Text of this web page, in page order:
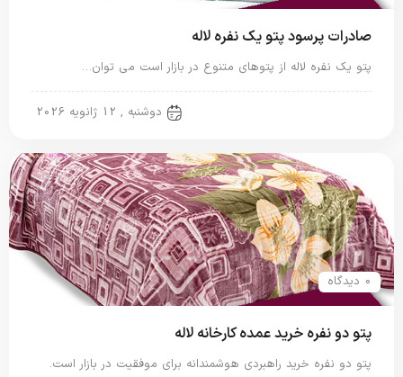
صادرات پرسود پتو یک نفره لاله
پتو یک نفره لاله از پتوهای متنوع در بازار است می توان…
دوشنبه , 12 ژانویه 2026
0 دیدگاه
پتو دو نفره خرید عمده کارخانه لاله
پتو دو نفره خرید راهبردی هوشمندانه برای موفقیت در بازار است.